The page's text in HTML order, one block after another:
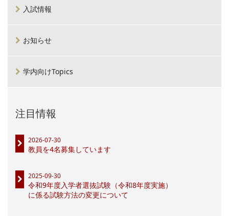
入試情報
お知らせ
学内向けTopics
注目情報
2026-07-30
教員を4名募集しています
2025-09-30
令和9年度入学者選抜試験（令和8年度実施）
に係る試験方法の変更について